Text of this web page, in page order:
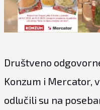
Društveno
Konzum i Mercator,
odlučili su na